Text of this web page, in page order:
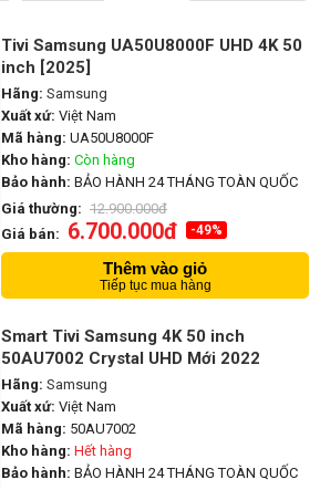
Tivi Samsung UA50U8000F UHD 4K 50
inch [2025]
Hãng: Samsung
Xuất xứ: Việt Nam
Mã hàng: UA50U8000F
Kho hàng: Còn hàng
Bảo hành: BẢO HÀNH 24 THÁNG TOÀN QUỐC
Giá thường: 12.900.000đ
Giá bán: 6.700.000đ -49%
Thêm vào giỏ
Tiếp tục mua hàng
Smart Tivi Samsung 4K 50 inch
50AU7002 Crystal UHD Mới 2022
Hãng: Samsung
Xuất xứ: Việt Nam
Mã hàng: 50AU7002
Kho hàng: Hết hàng
Bảo hành: BẢO HÀNH 24 THÁNG TOÀN QUỐC